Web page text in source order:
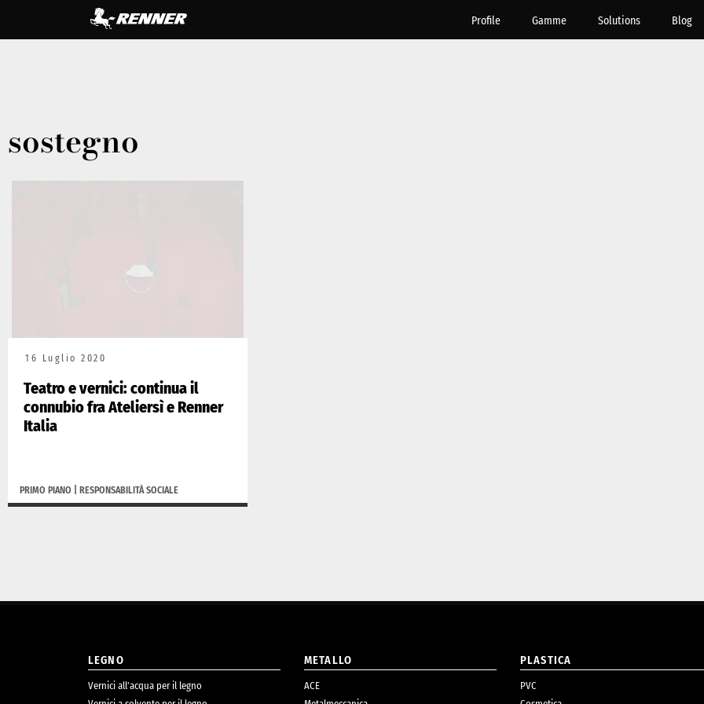
Profile Gamme Solutions Blog
sostegno
16 Luglio 2020
Teatro e vernici: continua il
connubio fra Ateliersì e Renner
Italia
PRIMO PIANO RESPONSABILITÀ SOCIALE
LEGNO
Vernici all’acqua per il legno
METALLO
ACE
PLASTICA
PVC